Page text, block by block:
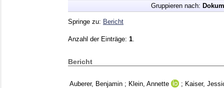
Gruppieren nach:
Springe zu: Bericht
Anzahl der Einträge: 1
Bericht
Auberer, Benjamin ; Klein, Annette ; Kaiser,